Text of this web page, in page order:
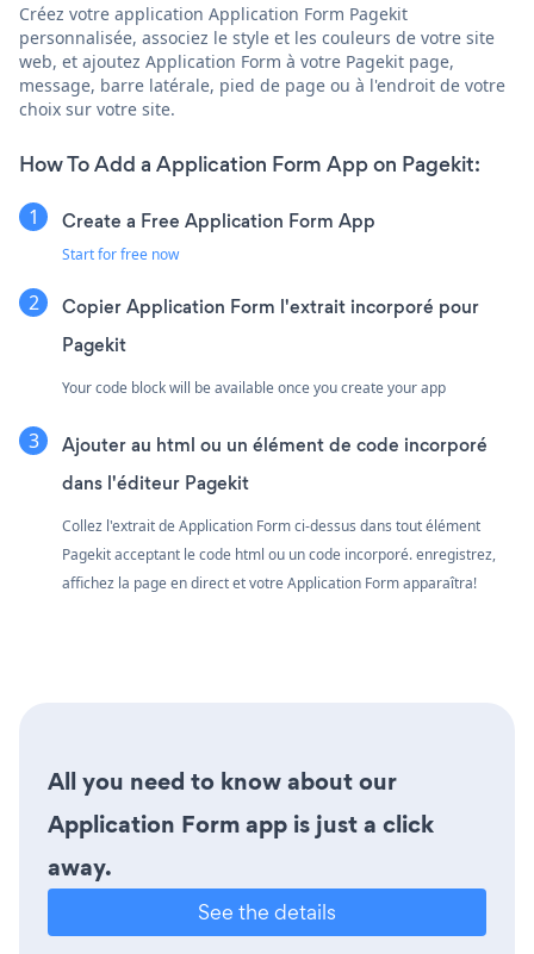
Créez votre application Application Form Pagekit
personnalisée, associez le style et les couleurs de votre site
web, et ajoutez Application Form à votre Pagekit page,
message, barre latérale, pied de page ou à l'endroit de votre
choix sur votre site.
How To Add a Application Form App on Pagekit:
Create a Free Application Form App
Start for free now
Copier Application Form l'extrait incorporé pour
Pagekit
Your code block will be available once you create your app
Ajouter au html ou un élément de code incorporé
dans l'éditeur Pagekit
Collez l'extrait de Application Form ci-dessus dans tout élément
Pagekit acceptant le code html ou un code incorporé. enregistrez,
affichez la page en direct et votre Application Form apparaîtra!
All you need to know about our
Application Form app is just a click
away.
See the details